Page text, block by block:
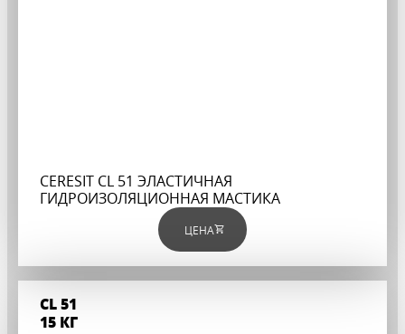
CERESIT CL 51 ЭЛАСТИЧНАЯ
ГИДРОИЗОЛЯЦИОННАЯ МАСТИКА
ЦЕНА
CL 51
15 КГ